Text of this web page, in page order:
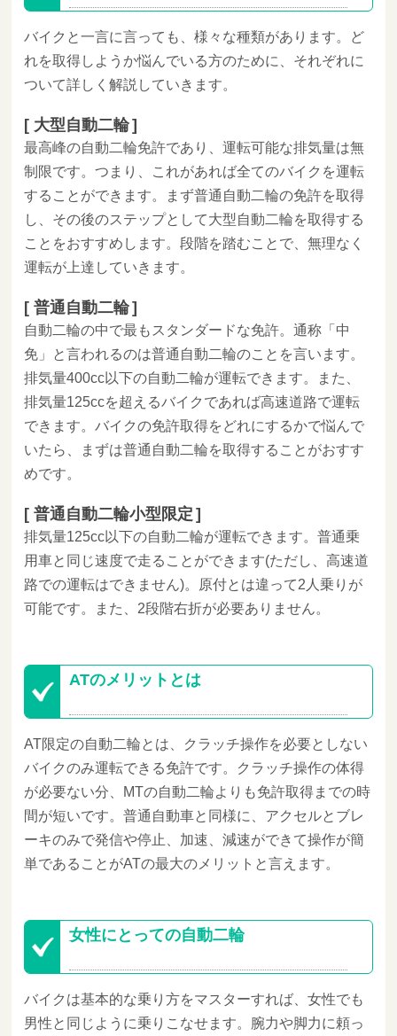
バイクと一言に言っても、様々な種類があります。ど
れを取得しようか悩んでいる方のために、それぞれに
ついて詳しく解説していきます。
大型自動二輪
最高峰の自動二輪免許であり、運転可能な排気量は無
制限です。つまり、これがあれば全てのバイクを運転
することができます。まず普通自動二輪の免許を取得
し、その後のステップとして大型自動二輪を取得する
ことをおすすめします。段階を踏むことで、無理なく
運転が上達していきます。
普通自動二輪
自動二輪の中で最もスタンダードな免許。通称「中
免」と言われるのは普通自動二輪のことを言います。
排気量400cc以下の自動二輪が運転できます。また、
排気量125ccを超えるバイクであれば高速道路で運転
できます。バイクの免許取得をどれにするかで悩んで
いたら、まずは普通自動二輪を取得することがおすす
めです。
普通自動二輪小型限定
排気量125cc以下の自動二輪が運転できます。普通乗
用車と同じ速度で走ることができます(ただし、高速道
路での運転はできません)。原付とは違って2人乗りが
可能です。また、2段階右折が必要ありません。
ATのメリットとは
AT限定の自動二輪とは、クラッチ操作を必要としない
バイクのみ運転できる免許です。クラッチ操作の体得
が必要ない分、MTの自動二輪よりも免許取得までの時
間が短いです。普通自動車と同様に、アクセルとブレ
ーキのみで発信や停止、加速、減速ができて操作が簡
単であることがATの最大のメリットと言えます。
女性にとっての自動二輪
バイクは基本的な乗り方をマスターすれば、女性でも
男性と同じように乗りこなせます。腕力や脚力に頼っ